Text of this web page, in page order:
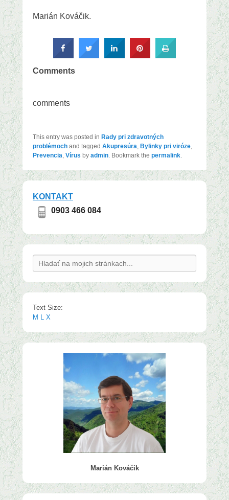
Marián Kováčik.
Comments
comments
This entry was posted in Rady pri zdravotných
problémoch and tagged Akupresúra, Bylinky pri viróze,
Prevencia, Vírus by admin. Bookmark the permalink.
KONTAKT
0903 466 084
Search
Text Size:
M L X
Marián Kováčik